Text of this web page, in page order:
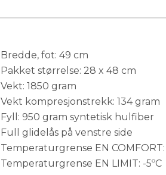
Bredde, fot: 49 cm
Pakket størrelse: 28 x 48 cm
Vekt: 1850 gram
Vekt kompresjonstrekk: 134 gram
Fyll: 950 gram syntetisk hulfiber
Full glidelås på venstre side
Temperaturgrense EN COMFORT:
Temperaturgrense EN LIMIT: -5ºC